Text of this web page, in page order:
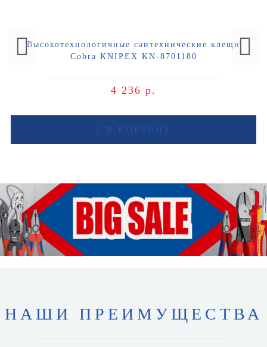
Высокотехнологичные сантехнические клещи
Cobra KNIPEX KN-8701180
4 236 р.
В КОРЗИНУ
НАШИ ПРЕИМУЩЕСТВА